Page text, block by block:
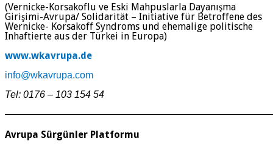
(Vernicke-Korsakoflu ve Eski Mahpuslarla Dayanışma
Girişimi-Avrupa/ Solidarität – Initiative für Betroffene des
Wernicke- Korsakoff Syndroms und ehemalige politische
Inhaftierte aus der Türkei in Europa)
www.wkavrupa.de
info@wkavrupa.com
Tel: 0176 – 103 154 54
Avrupa Sürgünler Platformu